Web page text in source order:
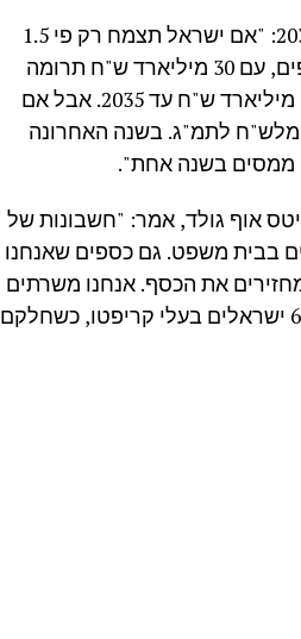
הירשמן הציג הערכה של התועלת המשקית הצפויה בישראל ב-2035: "אם ישראל תצמח רק פי 1.5
מהעולם, בעוד עשור, יהיו בתעשייה 75,000 עובדים, ישירים ועקיפים, עם 30 מיליארד ש"ח תרומה
לתמ"ג בהעסקה ישירה, והתרומה המצטברת לתמ"ג תגיע ל- 120 מיליארד ש"ח עד 2035. אבל אם
ישראל תמשיך בצורה שבה ממשיכה היום, עד 2035 נפסיד 30-40 מלש"ח לתמ"ג. בשנה האחרונה
אוף גולד, אמר: "חשבונות של
בבית משפט. גם כספים שאנחנו
את הכסף. אנחנו משרתים
מעל 250,000 לקוחות ישראלים ומעריכים שיש בישראל כ-600,000 ישראלים בעלי קריפטו, כשחלקם